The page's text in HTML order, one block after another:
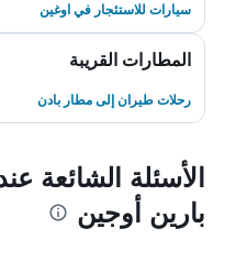
سيارات للاستئجار في اوغين
المطارات القريبة
رحلات طيران إلى مطار بادن
الأسئلة الشائعة
بارين أوجين